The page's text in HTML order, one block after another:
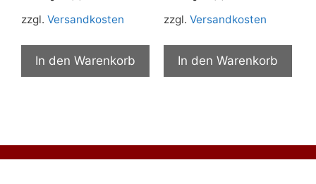
zzgl. Versandkosten
In den Warenkorb
zzgl. Versandkosten
In den Warenkorb